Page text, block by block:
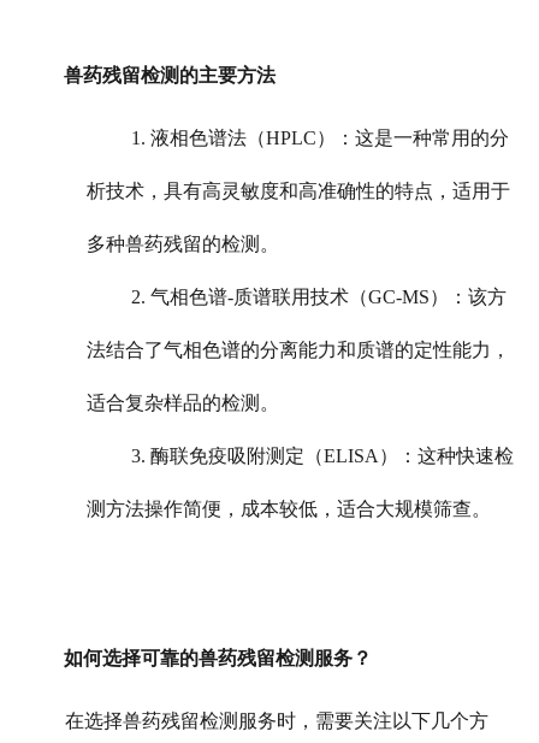
兽药残留检测的主要方法
1. 液相色谱法（HPLC）：这是一种常用的分
析技术，具有高灵敏度和高准确性的特点，适用于
多种兽药残留的检测。
2. 气相色谱-质谱联用技术（GC-MS）：该方
法结合了气相色谱的分离能力和质谱的定性能力，
适合复杂样品的检测。
3. 酶联免疫吸附测定（ELISA）：这种快速检
测方法操作简便，成本较低，适合大规模筛查。
如何选择可靠的兽药残留检测服务？
在选择兽药残留检测服务时，需要关注以下几个方